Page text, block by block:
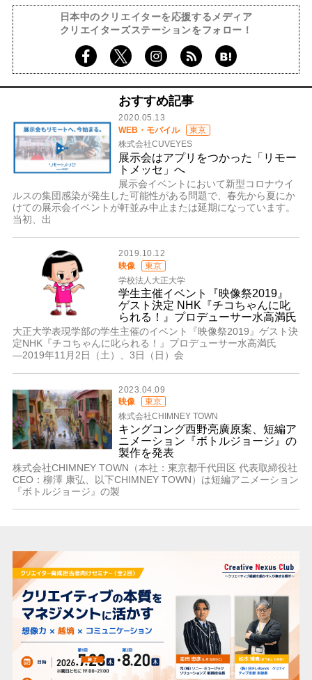
日本中のクリエイターを応援するメディア
クリエイターズステーションをフォロー！
おすすめ記事
2020.05.13
WEB・モバイル
東京
株式会社CUVEYES
展示会はアプリをつかった「リモー
トメッセ」へ
展示会イベントにおいて新型コロナウイ
ルスの集団感染が発生した可能性がある問題で、春先から夏にか
けての展示会イベントが軒並み中止または延期になっています。
当初、出
2019.10.12
映像
東京
学校法人大正大学
学生主催イベント『映像祭2019』
ゲスト決定 NHK『チコちゃんに叱
られる！』プロデューサー水高満氏
大正大学表現学部の学生主催のイベント『映像祭2019』ゲスト決
定NHK『チコちゃんに叱られる！』プロデューサー水高満氏
―2019年11月2日（土）、3日（日）会
2023.04.09
映像
東京
株式会社CHIMNEY TOWN
キングコング西野亮廣原案、短編ア
ニメーション『ボトルジョージ』の
製作を発表
株式会社CHIMNEY TOWN（本社：東京都千代田区 代表取締役社
CEO：柳澤 康弘、以下CHIMNEY TOWN）は短編アニメーション
『ボトルジョージ』の製